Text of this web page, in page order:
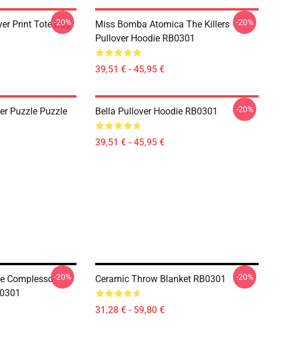
Print Tote Bag
-20%
Miss Bomba Atomica The Killers
Pullover Hoodie RB0301
39,51 € - 45,95 €
-20%
Puzzle Puzzle
Bella Pullover Hoodie RB0301
39,51 € - 45,95 €
-20%
Complesso-20% Ceramic Throw Blanket RB0301
31,28 € - 59,80 €
-20%